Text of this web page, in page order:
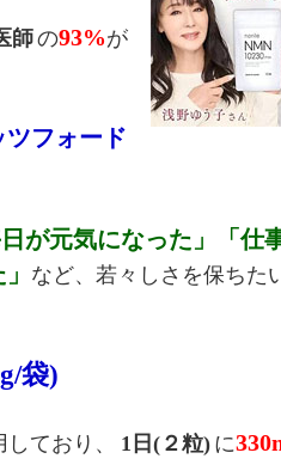
師の93%が
ツフォード
が元気になった」「仕
など、若々しさを保ちた
袋)
ており、 1日(２粒) に